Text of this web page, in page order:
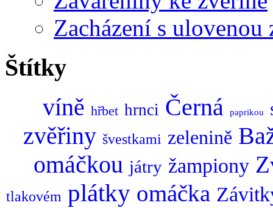
Zacházení s ulovenou
Štítky
víně hřbet hrnci Černá paprikou
zvěřiny švestkami zelenině
omáčkou játry žampiony
tlakovém plátky omáčka